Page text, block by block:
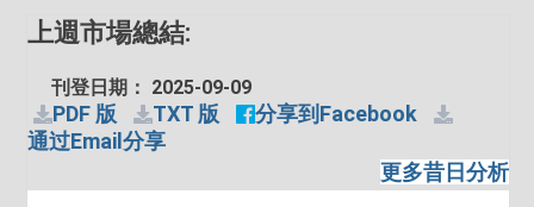
上週市場總結:
刊登日期： 2025-09-09
PDF 版 TXT 版
分享到Facebook
通过Email分享
更多昔日分析